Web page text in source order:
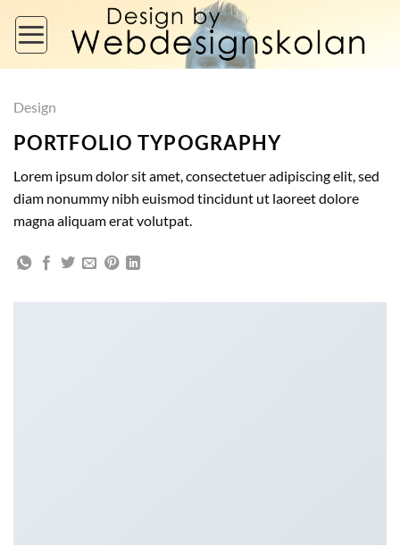
content
Design
PORTFOLIO TYPOGRAPHY
Lorem ipsum dolor sit amet, consectetuer adipiscing elit, sed
diam nonummy nibh euismod tincidunt ut laoreet dolore
magna aliquam erat volutpat.